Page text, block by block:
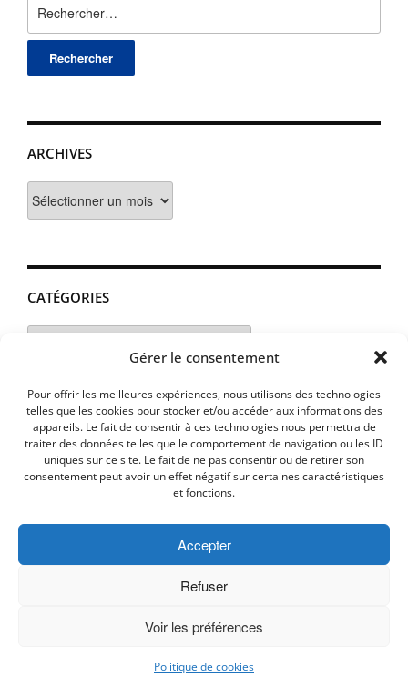
Gérer le consentement
Pour offrir les meilleures expériences, nous utilisons des technologies
telles que les cookies pour stocker et/ou accéder aux informations des
appareils. Le fait de consentir à ces technologies nous permettra de
traiter des données telles que le comportement de navigation ou les ID
uniques sur ce site. Le fait de ne pas consentir ou de retirer son
consentement peut avoir un effet négatif sur certaines caractéristiques
et fonctions.
Accepter
Refuser
Voir les préférences
Politique de cookies
ARCHIVES
CATÉGORIES
Catégories
PLAN D’ACCES
Copyright © 2026 Commune de Lavalette - Aude.